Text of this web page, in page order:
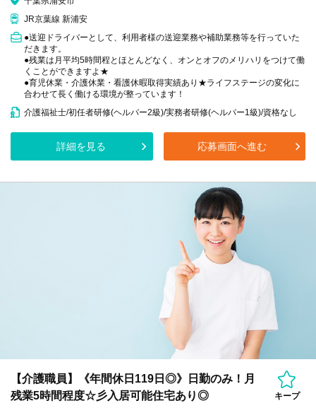
JR京葉線 新浦安
●送迎ドライバーとして、利用者様の送迎業務や補助業務等を行っていた
だきます。
●残業は月平均5時間程とほとんどなく、オンとオフのメリハリをつけて働
くことができますよ★
●育児休業・介護休業・看護休暇取得実績あり★ライフステージの変化に
合わせて長く働ける環境が整っています！
介護福祉士/初任者研修(ヘルパー2級)/実務者研修(ヘルパー1級)/資格なし
詳細を見る 応募画面へ進む
【介護職員】《年間休日119日◎》日勤のみ！月
残業5時間程度☆彡入居可能住宅あり◎
キープ